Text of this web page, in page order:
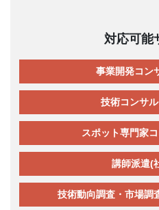
対応可能
事業開発コン
技術コンサ
スポット専門家
講師派遣(
技術動向調査・市場調